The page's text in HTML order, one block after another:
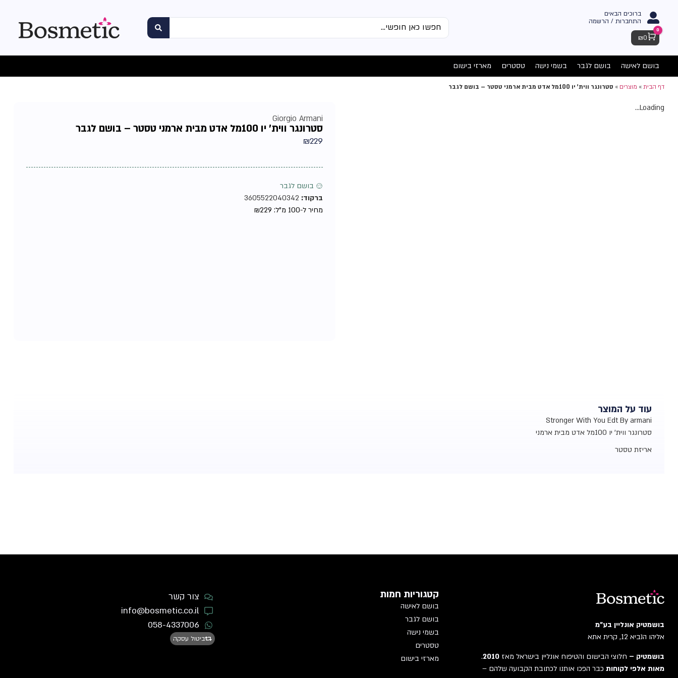
ברוכים הבאים
התחברות / הרשמה
Cart
0
₪0
בושם לאישה בושם לגבר בשמי נישה טסטרים מארזי בישום
דף הבית» מוצרים» סטרונגר ווית' יו 100מל אדט מבית ארמני טסטר – בושם לגבר
Loading...
Giorgio Armani
סטרונגר ווית' יו 100מל אדט מבית ארמני טסטר – בושם לגבר
₪229
♂ בושם לגבר
ברקוד:
מחיר ל-100 מ"ל:
₪229
עוד על המוצר
Stronger With You Edt By armani
סטרונגר ווית' יו 100מל אדט מבית ארמני
אריזת טסטר
בושמטיק אונליין בע"מ
אליהו הנביא 12, קרית אתא
בושמטיק – חלוצי הבישום והטיפוח אונליין בישראל מאז 2010
.
מאות אלפי לקוחות כבר הפכו אותנו לכתובת הקבועה שלהם –
קטגוריות חמות
בושם לאישה
בושם לגבר
בשמי נישה
טסטרים
מארזי בישום
צור קשר
info@bosmetic.co.il
058-4337006
ביטול עסקה